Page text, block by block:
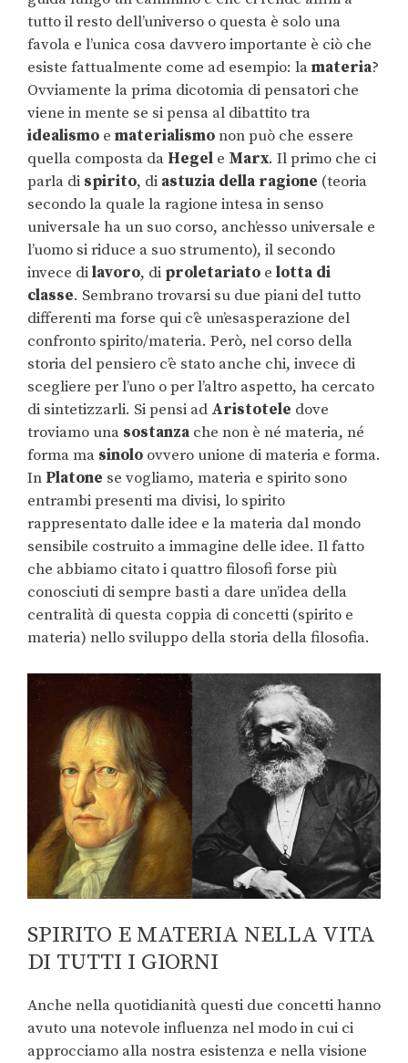
tutto il resto dell’universo o questa è solo una
favola e l’unica cosa davvero importante è ciò che
esiste fattualmente come ad esempio: lamateria?
Ovviamente la prima dicotomia di pensatori che
viene in mente se si pensa al dibattito tra
idealismo e materialismonon può che essere
quella composta da Hegel e Marx. Il primo che ci
parla di spirito, di astuzia della ragione (teoria
secondo la quale la ragione intesa in senso
universale ha un suo corso, anch’esso universale e
l’uomo si riduce a suo strumento), il secondo
invece dilavoro, di proletariato e lotta di
classe. Sembrano trovarsi su due piani del tutto
differenti ma forse qui c’è un’esasperazione del
confronto spirito/materia. Però, nel corso della
storia del pensiero c’è stato anche chi, invece di
scegliere per l’uno o per l’altro aspetto, ha cercato
di sintetizzarli. Si pensi ad Aristotele dove
troviamo una sostanza che non è né materia, né
forma ma sinolo ovvero unione di materia e forma.
In Platone se vogliamo, materia e spirito sono
entrambi presenti ma divisi, lo spirito
rappresentato dalle idee e la materia dal mondo
sensibile costruito a immagine delle idee. Il fatto
che abbiamo citato i quattro filosofi forse più
conosciuti di sempre basti a dare un’idea della
centralità di questa coppia di concetti (spirito e
materia) nello sviluppo della storia della filosofia.
SPIRITO E MATERIA NELLA VITA
DI TUTTI I GIORNI
Anche nella quotidianità questi due concetti hanno
avuto una notevole influenza nel modo in cui ci
approcciamo alla nostra esistenza e nella visione